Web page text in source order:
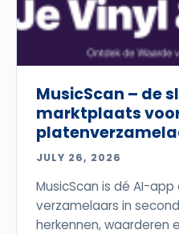
MusicScan – de
marktplaats
JULY 26, 2026
MusicScan is dé AI-
verzamelaars in
herkennen, waarderen